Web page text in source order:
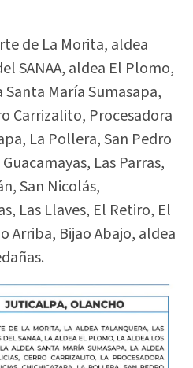
de La Morita, aldea
SANAA, aldea El Plomo,
María Sumasapa,
Carrizalito, Procesadora
La Pollera, San Pedro
Las Parras,
San Nicolás,
Las Llaves, El Retiro, El
Arriba, Bijao Abajo, aldea